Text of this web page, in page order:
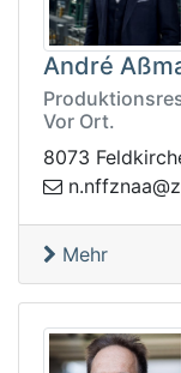
André
Vor Ort.
8073
Mehr